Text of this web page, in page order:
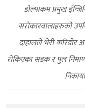
डाेल्पाकम प्रमुख
सराेकारवालाहरुकाे
दाहालले भेरी करिडोर
रोकिएका सडक र पुल